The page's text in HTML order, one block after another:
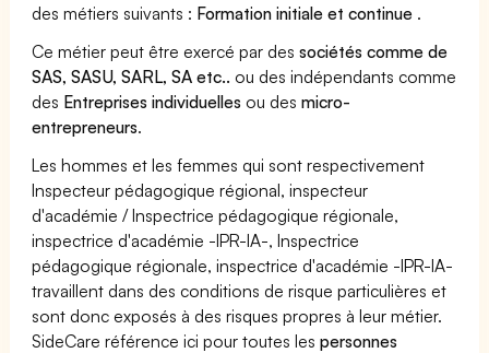
des métiers suivants : Formation initiale et continue .
Ce métier peut être exercé par dessociétés comme de
SAS, SASU, SARL, SA etc.. ou des indépendants comme
des Entreprises individuelles ou desmicro-
entrepreneurs.
Les hommes et les femmes qui sont respectivement
Inspecteur pédagogique régional, inspecteur
d'académie / Inspectrice pédagogique régionale,
inspectrice d'académie -IPR-IA-, Inspectrice
pédagogique régionale, inspectrice d'académie -IPR-IA-
travaillent dans des conditions de risque particulières et
sont donc exposés à des risques propres à leur métier.
SideCare référence ici pour toutes lespersonnes